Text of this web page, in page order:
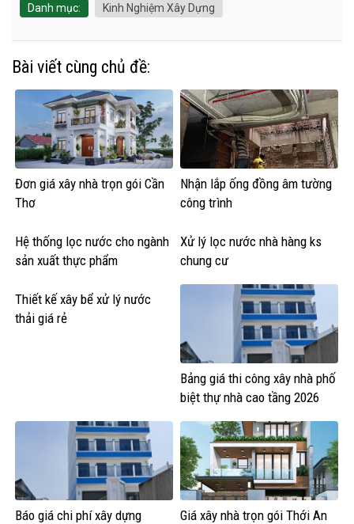
Danh mục: Kinh Nghiệm Xây Dựng
Bài viết cùng chủ đề:
Đơn giá xây nhà trọn gói Cần
Thơ
Nhận lắp ống đồng âm tường
công trình
Hệ thống lọc nước cho ngành
sản xuất thực phẩm
Xử lý lọc nước nhà hàng ks
chung cư
Thiết kế xây bể xử lý nước
thải giá rẻ
Bảng giá thi công xây nhà phố
biệt thự nhà cao tầng 2026
Báo giá chi phí xây dựng
Giá xây nhà trọn gói Thới An